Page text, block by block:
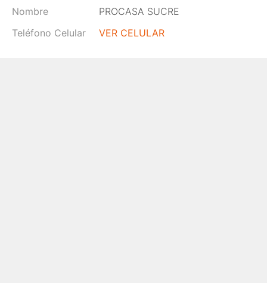
Nombre
PROCASA SUCRE
Teléfono Celular
VER CELULAR